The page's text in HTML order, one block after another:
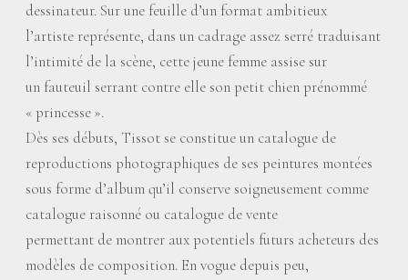
dessinateur. Sur une feuille d’un format ambitieux
l’artiste représente, dans un cadrage assez serré traduisant
l’intimité de la scène, cette jeune femme assise sur
un fauteuil serrant contre elle son petit chien prénommé
« princesse».
Dès ses débuts, Tissot se constitue un catalogue de
reproductions photographiques de ses peintures montées
sous forme d’album qu’il conserve soigneusement comme
catalogue raisonné ou catalogue de vente
permettant de montrer aux potentiels futurs acheteurs des
modèles de composition. En vogue depuis peu,